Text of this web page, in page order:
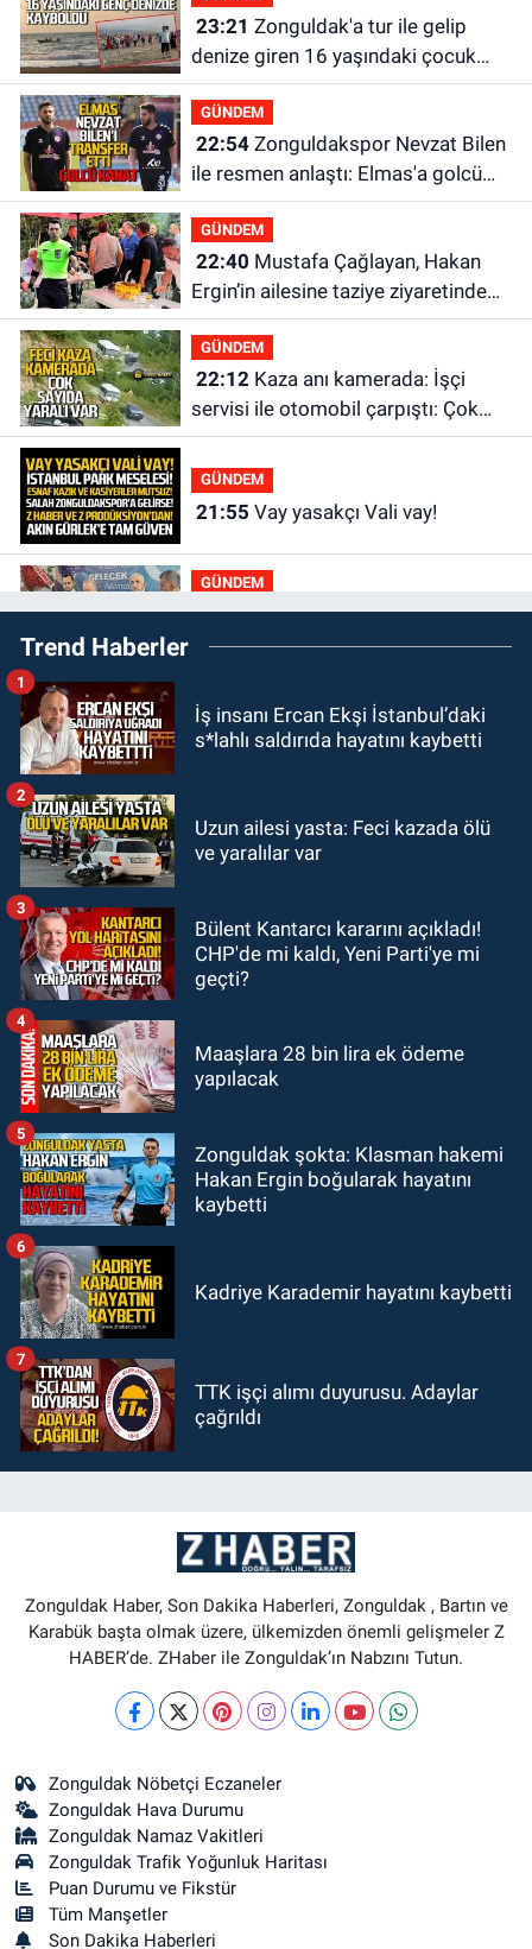
23:21
denize giren 16 yaşındaki çocuk
kayboldu: Son anları kamerada
GÜNDEM
22:54Zonguldakspor Nevzat Bilen
ile resmen anlaştı: Elmas'a golcü
kanat
GÜNDEM
22:40
Ergin’in ailesine taziye ziyaretinde
bulundu
GÜNDEM
22:12Kaza anı kamerada: İşçi
servisi ile otomobil çarpıştı: Çok
sayıda yaralı var
GÜNDEM
21:55 Vay yasakçı Vali vay!
GÜNDEM
20:30MHP’de sandıklar açıldı yeni
başkan belli oldu
20:11
19:58Yangın korkuttu: 3 katlı evin
GÜNDEM
18:35Filyos’ta 2 kişiyi dalgalar
yuttu: 1 kişi hayatını kaybetti 1 kişi
Trend Haberler
İş insanı Ercan Ekşi İstanbul’daki
s*lahlı saldırıda hayatını kaybetti
1
Uzun ailesi yasta: Feci kazada ölü
ve yaralılar var
2
Bülent Kantarcı kararını açıkladı!
CHP'de mi kaldı, Yeni Parti'ye mi
geçti?
3
Maaşlara 28 bin lira ek ödeme
yapılacak
4
Zonguldak şokta: Klasman hakemi
Hakan Ergin boğularak hayatını
kaybetti
5
Kadriye Karademir hayatını kaybetti
6
TTK işçi alımı duyurusu. Adaylar
çağrıldı
7
Zonguldak Haber, Son Dakika Haberleri, Zonguldak , Bartın ve
Karabük başta olmak üzere, ülkemizden önemli gelişmeler Z
HABER’de. ZHaber ile Zonguldak’ın Nabzını Tutun.
Zonguldak Nöbetçi Eczaneler
Zonguldak Hava Durumu
Zonguldak Namaz Vakitleri
Zonguldak Trafik Yoğunluk Haritası
Puan Durumu ve Fikstür
Tüm Manşetler
Son Dakika Haberleri